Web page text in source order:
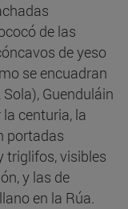
de las
de yeso
se encuadran
Guenduláin
centuria, la
portadas
triglifos, visibles
y las de
en la Rúa.